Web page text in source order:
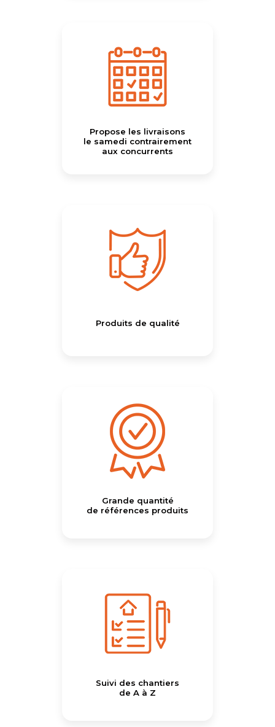
Propose les livraisons
le samedi contrairement
aux concurrents
Produits de qualité
Grande quantité
de références produits
Suivi des chantiers
de A à Z